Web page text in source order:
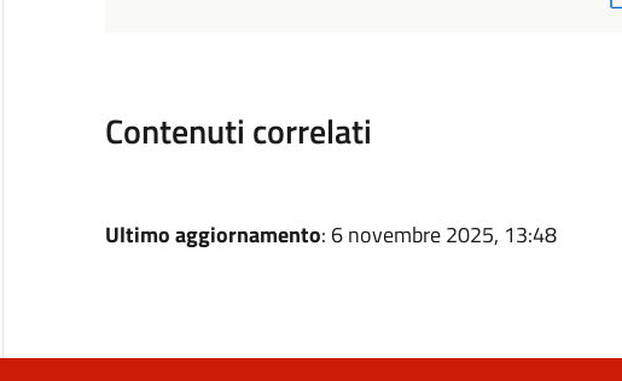
Contenuti correlati
Ultimo aggiornamento: 6 novembre 2025, 13:48